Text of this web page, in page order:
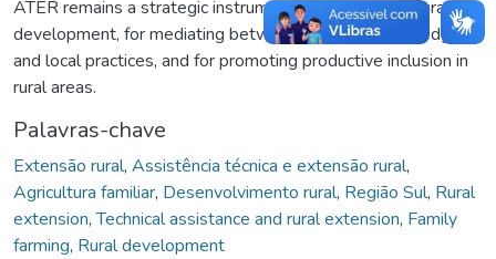
ATER remains a strategic instrument for sustainable rural
development, for mediating between scientific knowledge
and local practices, and for promoting productive inclusion in
rural areas.
Palavras-chave
Extensão rural, Assistência técnica e extensão rural,
Agricultura familiar, Desenvolvimento rural, Região Sul, Rural
extension,Technical assistance and rural extension, Family
farming, Rural development